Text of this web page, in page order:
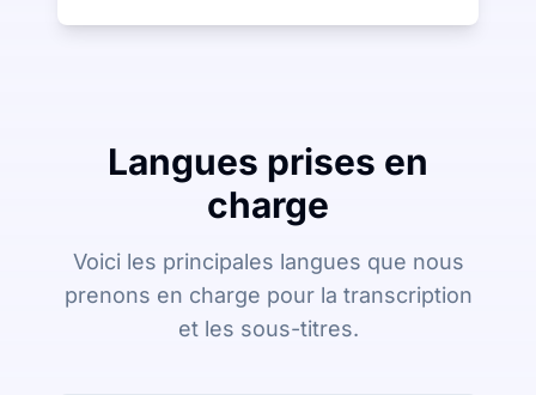
Langues prises en
charge
Voici les principales langues que nous
prenons en charge pour la transcription
et les sous-titres.